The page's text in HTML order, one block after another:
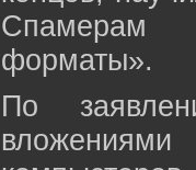
Спамерам
форматы».
По